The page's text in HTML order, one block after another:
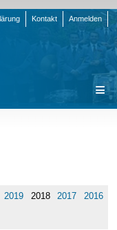
Kontakt Anmelden
2019 2018 2017 2016